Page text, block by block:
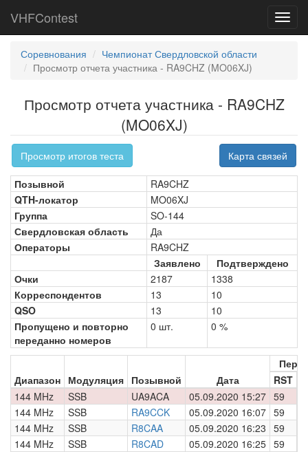
VHFContest
Соревнования
Чемпионат Свердловской области
Просмотр отчета участника - RA9CHZ (MO06XJ)
Просмотр отчета участника - RA9CHZ
(MO06XJ)
Просмотр итогов теста Карта связей
Позывной
RA9CHZ
QTH-локатор
MO06XJ
Группа
SO-144
Свердловская область
Да
Операторы
RA9CHZ
Заявлено
Подтверждено
Очки
2187
1338
Корреспондентов
13
10
QSO
13
10
Пропущено и повторно
переданно номеров
0 шт. 0 %
Диапазон Модуляция Позывной Дата
RST
144 MHz
SSB UA9ACA 05.09.2020 15:27 59
144 MHz
SSB RA9CCK 05.09.2020 16:07 59
144 MHz
SSB R8CAA 05.09.2020 16:23 59
144 MHz
SSB R8CAD 05.09.2020 16:25 59